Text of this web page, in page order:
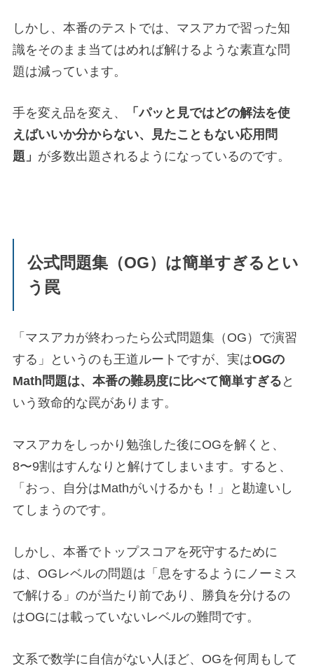
しかし、本番のテストでは、マスアカで習った知
識をそのまま当てはめれば解けるような素直な問
題は減っています。
手を変え品を変え、
「パッと見ではどの解法を使
えばいいか分からない、見たこともない応用問
題」 が多数出題されるようになっているのです。
公式問題集（OG）は簡単すぎるとい
う罠
「マスアカが終わったら公式問題集（OG）で演習
する」というのも王道ルートですが、実はOGの
Math問題は、本番の難易度に比べて簡単すぎる と
いう致命的な罠があります。
マスアカをしっかり勉強した後にOGを解くと、
8〜9割はすんなりと解けてしまいます。すると、
「おっ、自分はMathがいけるかも！」と勘違いし
てしまうのです。
しかし、本番でトップスコアを死守するために
は、OGレベルの問題は「息をするようにノーミス
で解ける」のが当たり前であり、勝負を分けるの
はOGには載っていないレベルの難問です。
文系で数学に自信がない人ほど、OGを何周もして